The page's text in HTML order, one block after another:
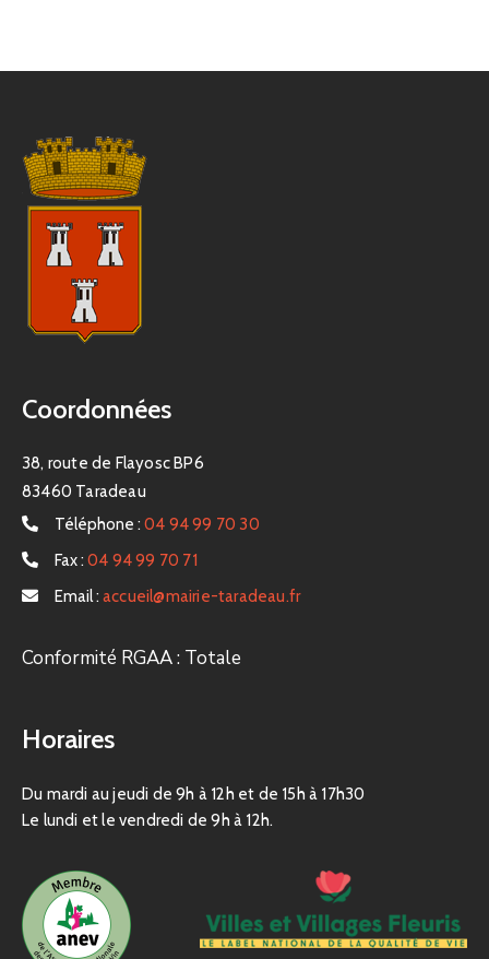
Coordonnées
38, route de Flayosc BP6
83460 Taradeau
Téléphone : 04 94 99 70 30
Fax : 04 94 99 70 71
Email : accueil@mairie-taradeau.fr
Conformité RGAA : Totale
Horaires
Du mardi au jeudi de 9h à 12h et de 15h à 17h30
Le lundi et le vendredi de 9h à 12h.